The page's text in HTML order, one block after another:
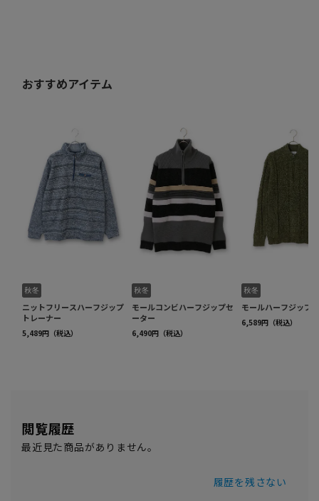
閲覧履歴
最近見た商品がありません。
履歴を残さない